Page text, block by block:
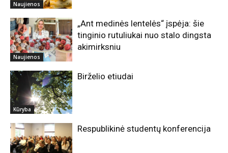
Naujienos
Naujienos
„Ant medinės lentelės“ įspėja: šie
tinginio rutuliukai nuo stalo dingsta
akimirksniu
Kūryba
Birželio etiudai
Respublikinė studentų konferencija